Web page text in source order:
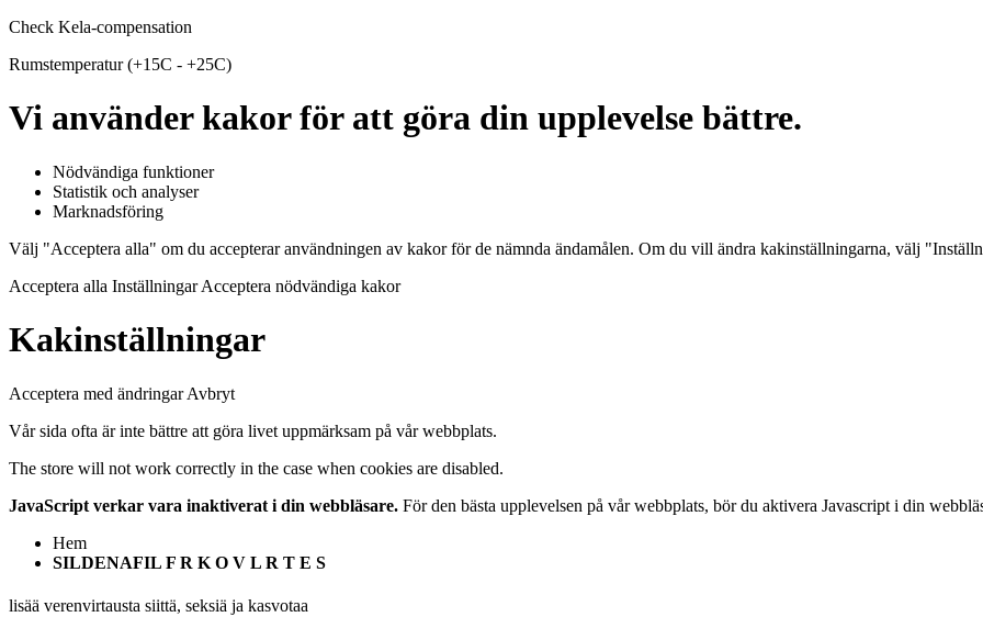
Check Kela-compensation
Rumstemperatur (+15C - +25C)
Vi använder kakor för att göra din upplevelse bättre.
Nödvändiga funktioner
Statistik och analyser
Marknadsföring
Välj "Acceptera alla" om du accepterar användningen av kakor för de nämnda ändamålen. Om du vill ändra kakinställningarna, välj
Acceptera alla Inställningar Acceptera nödvändiga kakor
Kakinställningar
Acceptera med ändringar Avbryt
Vår sida ofta är inte bättre att göra livet uppmärksam på vår webbplats.
The store will not work correctly in the case when cookies are disabled.
JavaScript verkar vara inaktiverat i din webbläsare. För den bästa upplevelsen på vår webbplats, bör du aktivera Javascript i din
Hem
SILDENAFIL F R K O V L R T E S
lisää verenvirtausta siittä, seksiä ja kasvotaa